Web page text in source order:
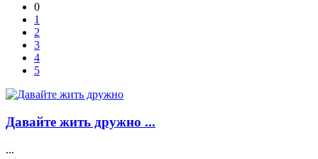
0
1
2
3
4
5
Давайте жить дружно ...
...